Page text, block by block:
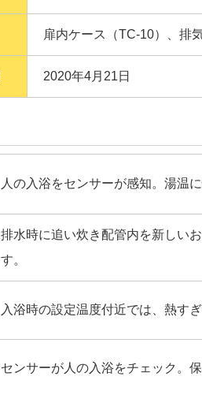
扉内ケース（TC-10）、排
2020年4月21日
人の入浴をセンサーが感知。湯温
排水時に追い炊き配管内を新しい
す。
入浴時の設定温度付近では、熱す
センサーが人の入浴をチェック。